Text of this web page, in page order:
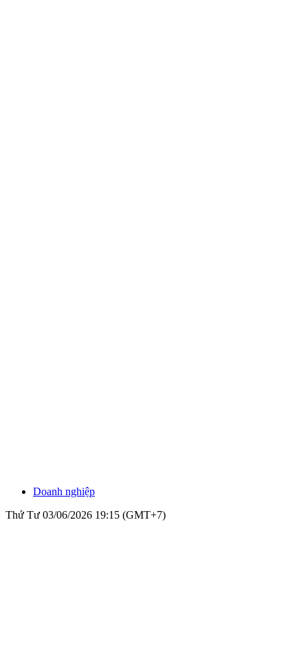
Doanh nghiệp
Thứ Tư 03/06/2026 19:15 (GMT+7)